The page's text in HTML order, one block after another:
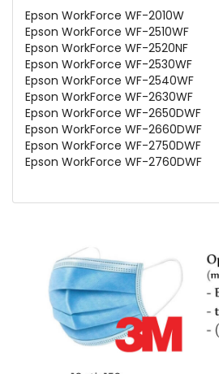
Epson WorkForce WF-2010W
Epson WorkForce WF-2510WF
Epson WorkForce WF-2520NF
Epson WorkForce WF-2530WF
Epson WorkForce WF-2540WF
Epson WorkForce WF-2630WF
Epson WorkForce WF-2650DWF
Epson WorkForce WF-2660DWF
Epson WorkForce WF-2750DWF
Epson WorkForce WF-2760DWF